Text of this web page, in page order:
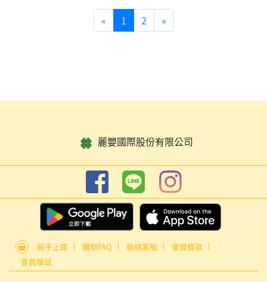
« 1 2 »
麗嬰國際股份有限公司
新手上路 購物FAQ 聯絡客服
會員條款
會員權益